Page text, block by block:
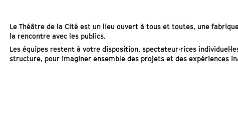
Le Théâtre de la Cité est un lieu ouvert à tous et toutes, une
la rencontre avec les publics.
Les équipes restent à votre disposition, spectateur·rices
structure, pour imaginer ensemble des projets et des expériences